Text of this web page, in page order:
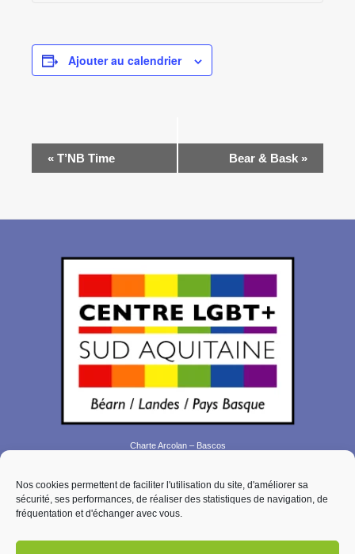
Nos cookies permettent de faciliter l'utilisation du site, d'améliorer sa
sécurité, ses performances, de réaliser des statistiques de navigation, de
fréquentation et d'échanger avec vous.
Ajouter au calendrier
Navigation
Évènement
« T’NB Time Bear & Bask »
Charte Arcolan – Bascos
Contact
Mentions légales